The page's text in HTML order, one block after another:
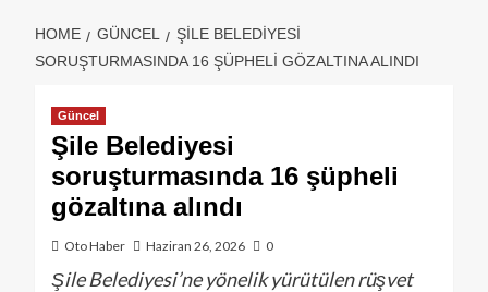
HOME GÜNCEL
ŞILE BELEDIYESI
SORUŞTURMASINDA 16 ŞÜPHELI GÖZALTINA ALINDI
Güncel
Şile Belediyesi
soruşturmasında 16 şüpheli
gözaltına alındı
Oto Haber Haziran 26, 2026 0
Şile Belediyesi’ne yönelik yürütülen rüşvet